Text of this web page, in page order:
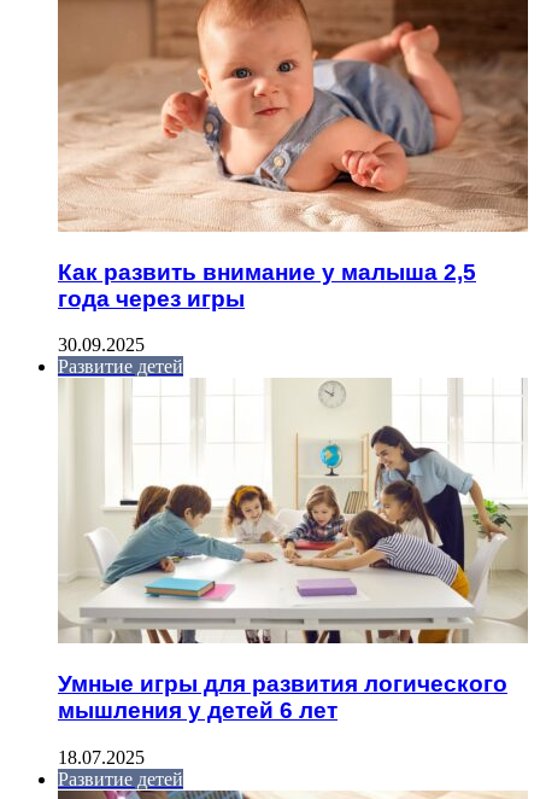
Как развить внимание у малыша 2,5
года через игры
30.09.2025
Развитие детей
Умные игры для развития логического
мышления у детей 6 лет
18.07.2025
Развитие детей